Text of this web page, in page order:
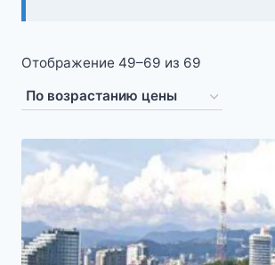
Отображение 49–69 из 69